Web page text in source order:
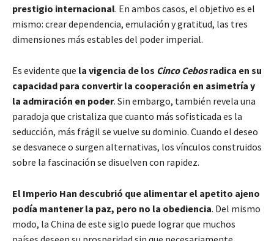
prestigio internacional. En ambos casos, el objetivo es el
mismo: crear dependencia, emulación y gratitud, las tres
dimensiones más estables del poder imperial.
Es evidente que la vigencia de los Cinco Cebosradica en su
capacidad para convertir la cooperación en asimetría y
la admiración en poder. Sin embargo, también revela una
paradoja que cristaliza que cuanto más sofisticada es la
seducción, más frágil se vuelve su dominio. Cuando el deseo
se desvanece o surgen alternativas, los vínculos construidos
sobre la fascinación se disuelven con rapidez.
El Imperio Han descubrió que alimentar el apetito ajeno
podía mantener la paz, pero no la obediencia. Del mismo
modo, la China de este siglo puede lograr que muchos